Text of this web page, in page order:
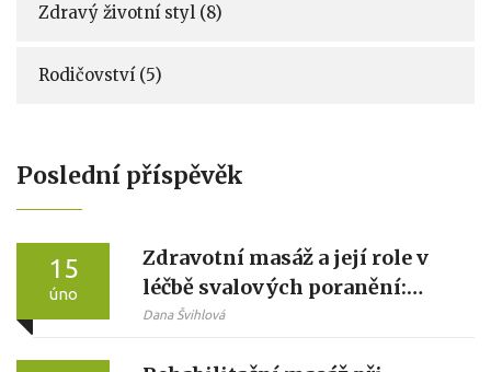
Zdravý životní styl (8)
Rodičovství (5)
Poslední příspěvěk
15
úno
Zdravotní masáž a její role v
léčbě svalových poranění:
Účinné metody a tipy
Dana Švihlová